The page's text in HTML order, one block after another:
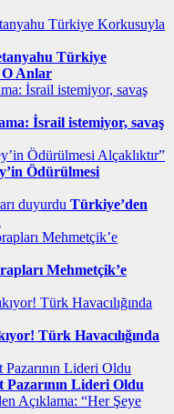
Türkiye
O Anlar
İsrail istemiyor, savaş
Ödürülmesi
Türkiye’den
Mehmetçik’e
Türk Havacılığında
Lideri Oldu